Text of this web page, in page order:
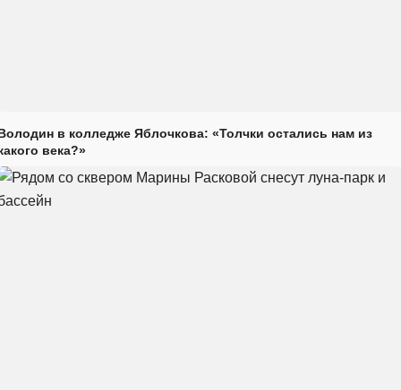
в колледже Яблочкова: «Толчки остались нам из
века?»